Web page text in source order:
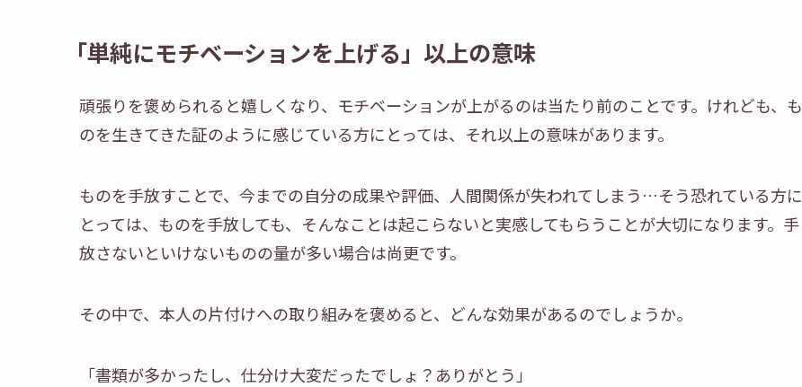
「単純にモチベーションを上げる」以上の意味
頑張りを褒められると嬉しくなり、モチベーションが上がるのは当たり前のことです。けれども、も
のを生きてきた証のように感じている方にとっては、それ以上の意味があります。
ものを手放すことで、今までの自分の成果や評価、人間関係が失われてしまう…そう恐れている方に
とっては、ものを手放しても、そんなことは起こらないと実感してもらうことが大切になります。手
放さないといけないものの量が多い場合は尚更です。
その中で、本人の片付けへの取り組みを褒めると、どんな効果があるのでしょうか。
「書類が多かったし、仕分け大変だったでしょ？ありがとう」